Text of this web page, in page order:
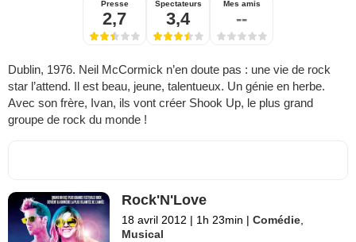
Presse
2,7
Spectateurs
3,4
Mes amis
--
Dublin, 1976. Neil McCormick n’en doute pas : une vie de rock
star l’attend. Il est beau, jeune, talentueux. Un génie en herbe.
Avec son frère, Ivan, ils vont créer Shook Up, le plus grand
groupe de rock du monde !
Rock'N'Love
18 avril 2012 | 1h 23min | Comédie
Musical